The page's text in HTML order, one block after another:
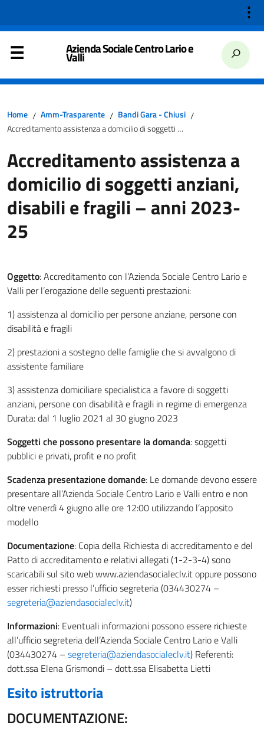
⋮
Azienda Sociale Centro Lario e
Valli
Home / Amm-Trasparente / Bandi Gara - Chiusi /
Accreditamento assistenza a domicilio di soggetti anziani, disabili e fragili – anni 2023-25
Accreditamento assistenza a
domicilio di soggetti anziani,
disabili e fragili – anni 2023-
25
Oggetto: Accreditamento con l’Azienda Sociale Centro Lario e
Valli per l’erogazione delle seguenti prestazioni:
1) assistenza al domicilio per persone anziane, persone con
disabilità e fragili
2) prestazioni a sostegno delle famiglie che si avvalgono di
assistente familiare
3) assistenza domiciliare specialistica a favore di soggetti
anziani, persone con disabilità e fragili in regime di emergenza
Durata: dal 1 luglio 2021 al 30 giugno 2023
Soggetti che possono presentare la domanda: soggetti
pubblici e privati, profit e no profit
Scadenza presentazione domande: Le domande devono essere
presentare all’Azienda Sociale Centro Lario e Valli entro e non
oltre venerdì 4 giugno alle ore 12:00 utilizzando l’apposito
modello
Documentazione: Copia della Richiesta di accreditamento e del
Patto di accreditamento e relativi allegati (1-2-3-4) sono
scaricabili sul sito web www.aziendasocialeclv.it oppure possono
esser richiesti presso l’ufficio segreteria (034430274 –
segreteria@aziendasocialeclv.it)
Informazioni: Eventuali informazioni possono essere richieste
all’ufficio segreteria dell’Azienda Sociale Centro Lario e Valli
(034430274 – segreteria@aziendasocialeclv.it) Referenti:
dott.ssa Elena Grismondi – dott.ssa Elisabetta Lietti
Esito istruttoria
DOCUMENTAZIONE: